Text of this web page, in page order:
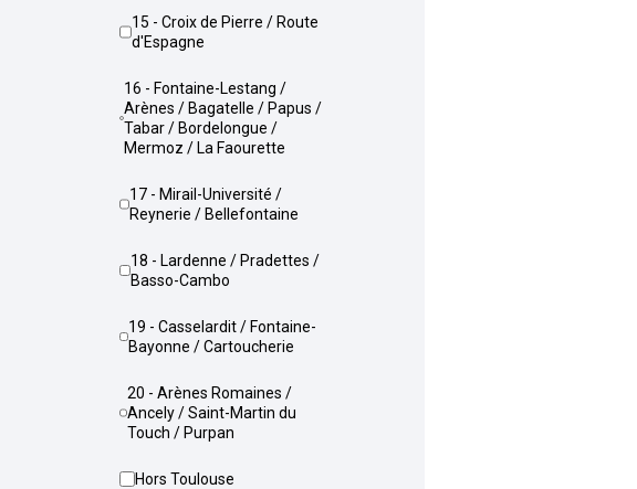
15 - Croix de Pierre / Route
d'Espagne
16 - Fontaine-Lestang /
Arènes / Bagatelle / Papus /
Tabar / Bordelongue /
Mermoz / La Faourette
17 - Mirail-Université /
Reynerie / Bellefontaine
18 - Lardenne / Pradettes /
Basso-Cambo
19 - Casselardit / Fontaine-
Bayonne / Cartoucherie
20 - Arènes Romaines /
Ancely / Saint-Martin du
Touch / Purpan
Hors Toulouse